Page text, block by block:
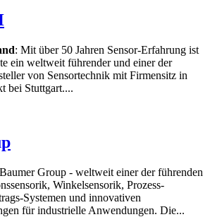
: Mit über 50 Jahren Sensor-Erfahrung ist
ein weltweit führender und einer der
von Sensortechnik mit Firmensitz in
bei Stuttgart....
Group - weltweit einer der führenden
Winkelsensorik, Prozess-
Systemen und innovativen
für industrielle Anwendungen. Die...